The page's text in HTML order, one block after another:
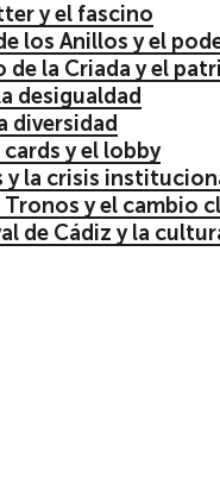
y el fascino
los Anillos y el
de la Criada y el
desigualdad
diversidad
y el lobby
y la crisis
Tronos y el cambio
de Cádiz y la